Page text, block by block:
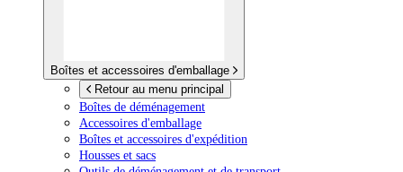
Boîtes et accessoires d'emballage
Retour au menu principal
Boîtes de déménagement
Accessoires d'emballage
Boîtes et accessoires d'expédition
Housses et sacs